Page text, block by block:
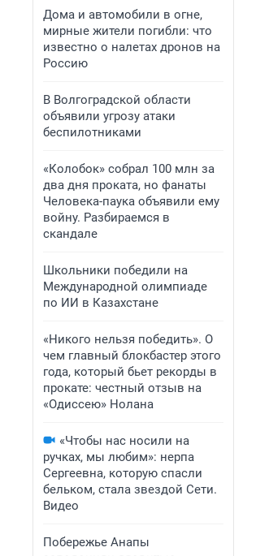
Дома и автомобили в огне,
мирные жители погибли: что
известно о налетах дронов на
Россию
В Волгоградской области
объявили угрозу атаки
беспилотниками
«Колобок» собрал 100 млн за
два дня проката, но фанаты
Человека-паука объявили ему
войну. Разбираемся в
скандале
Школьники победили на
Международной олимпиаде
по ИИ в Казахстане
«Никого нельзя победить». О
чем главный блокбастер этого
года, который бьет рекорды в
прокате: честный отзыв на
«Одиссею» Нолана
«Чтобы нас носили на
ручках, мы любим»: нерпа
Сергеевна, которую спасли
бельком, стала звездой Сети.
Видео
Побережье Анапы